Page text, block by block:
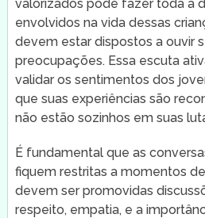
valorizados pode fazer toda a
envolvidos na vida dessas
devem estar dispostos a ouvir
preocupações. Essa escuta
validar os sentimentos dos
que suas experiências são
não estão sozinhos em suas
É fundamental que as
fiquem restritas a momentos
devem ser promovidas
respeito, empatia, e a